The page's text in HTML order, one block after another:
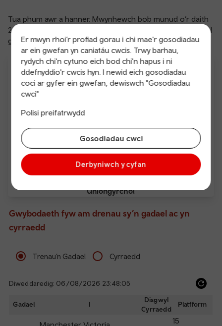
Er mwyn rhoi’r profiad gorau i chi mae'r gosodiadau
ar ein gwefan yn caniatáu cwcis. Trwy barhau,
rydych chi'n cytuno eich bod chi'n hapus i ni
ddefnyddio'r cwcis hyn. I newid eich gosodiadau
coci ar gyfer ein gwefan, dewiswch "Gosodiadau
cwci"
Polisi preifatrwydd
Gosodiadau cwci
Derbyniwch y cyfan
Tua phum awr a hanner. Mwynhewch bob munud o’r daith
260 milltir drwy eistedd yn ôl, ymlacio a gwylio’r golygfeydd
godidog yn mynd heibio.
Wi-Fi am ddim
Uniongyrchol
Gwybodaeth fyw am drenau sy’n gadael ac yn
cyrraedd
Trenau’n Gadael Cyrraedd
Diweddaredig: 06/08/2026 23:48:05
Gadael I
Disgwyl
Cyrraedd
Platfform
15